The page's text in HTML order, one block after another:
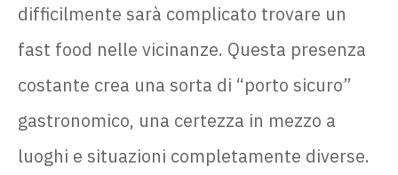
difficilmente sarà complicato trovare un
fast food nelle vicinanze. Questa presenza
costante crea una sorta di “porto sicuro”
gastronomico, una certezza in mezzo a
luoghi e situazioni completamente diverse.